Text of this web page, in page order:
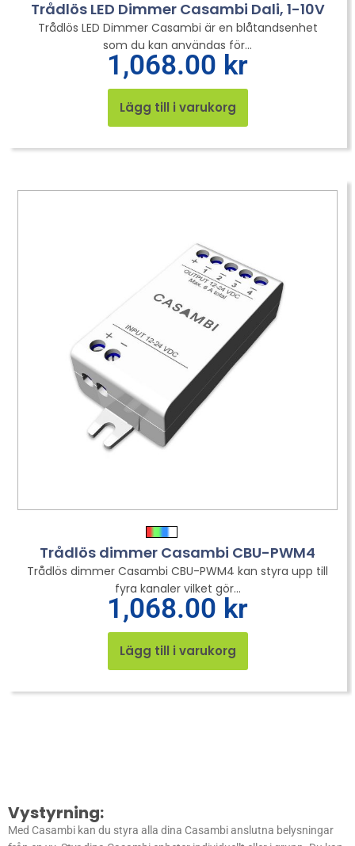
Trådlös LED Dimmer Casambi Dali, 1-10V
Trådlös LED Dimmer Casambi är en blåtandsenhet
som du kan användas för...
1,068.00 kr
Lägg till i varukorg
Trådlös dimmer Casambi CBU-PWM4
Trådlös dimmer Casambi CBU-PWM4 kan styra upp till
fyra kanaler vilket gör...
1,068.00 kr
Lägg till i varukorg
Vystyrning:
Med Casambi kan du styra alla dina Casambi anslutna belysningar